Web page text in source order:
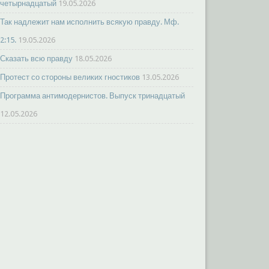
четырнадцатый 19.05.2026
Так надлежит нам исполнить всякую правду. Мф.
2:15. 19.05.2026
Сказать всю правду 18.05.2026
Протест со стороны великих гностиков 13.05.2026
Программа антимодернистов. Выпуск тринадцатый
12.05.2026